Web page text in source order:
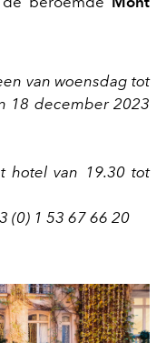
van woensdag tot
18 december 2023
hotel van 19.30 tot
(0) 1 53 67 66 20